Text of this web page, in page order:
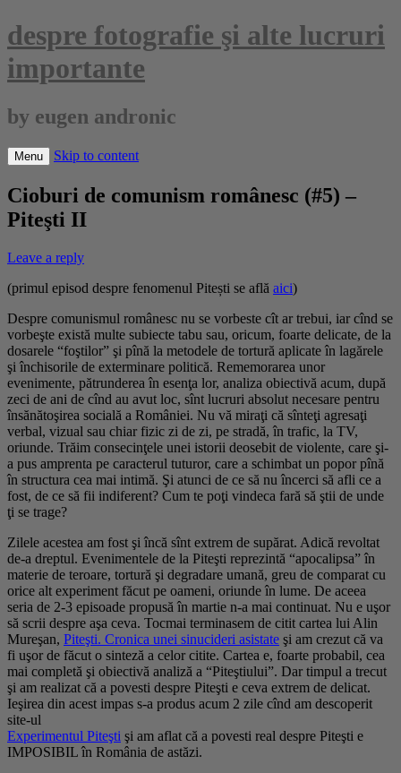
despre fotografie şi alte lucruri
importante
by eugen andronic
Menu Skip to content
Cioburi de comunism românesc (#5) –
Piteşti II
Leave a reply
(primul episod despre fenomenul Pitești se află aici)
Despre comunismul românesc nu se vorbeste cît ar trebui, iar cînd se
vorbeşte există multe subiecte tabu sau, oricum, foarte delicate, de la
dosarele “foştilor” şi pînă la metodele de tortură aplicate în lagărele
şi închisorile de exterminare politică. Rememorarea unor
evenimente, pătrunderea în esenţa lor, analiza obiectivă acum, după
zeci de ani de cînd au avut loc, sînt lucruri absolut necesare pentru
însănătoşirea socială a României. Nu vă miraţi că sînteţi agresaţi
verbal, vizual sau chiar fizic zi de zi, pe stradă, în trafic, la TV,
oriunde. Trăim consecinţele unei istorii deosebit de violente, care şi-
a pus amprenta pe caracterul tuturor, care a schimbat un popor pînă
în structura cea mai intimă. Şi atunci de ce să nu încerci să afli ce a
fost, de ce să fii indiferent? Cum te poţi vindeca fară să ştii de unde
ţi se trage?
Zilele acestea am fost şi încă sînt extrem de supărat. Adică revoltat
de-a dreptul. Evenimentele de la Piteşti reprezintă “apocalipsa” în
materie de teroare, tortură şi degradare umană, greu de comparat cu
orice alt experiment făcut pe oameni, oriunde în lume. De aceea
seria de 2-3 episoade propusă în martie n-a mai continuat. Nu e uşor
să scrii despre aşa ceva. Tocmai terminasem de citit cartea lui Alin
Mureşan, Piteşti. Cronica unei sinucideri asistate şi am crezut că va
fi uşor de făcut o sinteză a celor citite. Cartea e, foarte probabil, cea
mai completă şi obiectivă analiză a “Piteştiului”. Dar timpul a trecut
şi am realizat că a povesti despre Piteşti e ceva extrem de delicat.
Ieşirea din acest impas s-a produs acum 2 zile cînd am descoperit
site-ul
Experimentul Piteşti şi am aflat că a povesti real despre Piteşti e
IMPOSIBIL în România de astăzi.